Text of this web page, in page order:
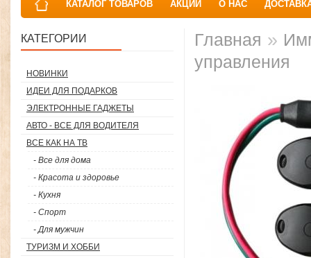
КАТАЛОГ ТОВАРОВ АКЦИИ О НАС
КАТЕГОРИИ
НОВИНКИ
ИДЕИ ДЛЯ ПОДАРКОВ
ЭЛЕКТРОННЫЕ ГАДЖЕТЫ
АВТО - ВСЕ ДЛЯ ВОДИТЕЛЯ
ВСЕ КАК НА ТВ
- Все для дома
- Красота и здоровье
- Кухня
- Спорт
- Для мужчин
ТУРИЗМ И ХОББИ
Главная »
управления